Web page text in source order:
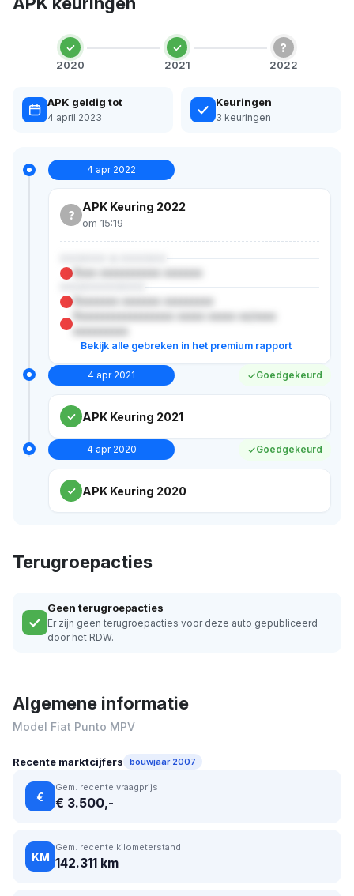
2020 2021
?
2022
APK geldig tot
4 april 2023
Keuringen
3 keuringen
4 apr 2022
?
APK Keuring 2022
om 15:19
XXXXXX & XXXXXX
Xxxx xxxxxxxxxxx xxxxxxx
Xxxxxxxx xxxxxxx xxxxxxxxx
Xxxxxxxxxxxxxxxxxx xxxxx xxxxx xx/xxxx
Bekijk alle gebreken in het premium rapport
4 apr 2021 Goedgekeurd
APK Keuring 2021
4 apr 2020 Goedgekeurd
APK Keuring 2020
Terugroepacties
Geen terugroepacties
Er zijn geen terugroepacties voor deze auto gepubliceerd
door het RDW.
Algemene informatie
Model Fiat Punto MPV
Recente marktcijfers bouwjaar 2007
€
Gem. recente vraagprijs
€ 3.500,-
KM
Gem. recente kilometerstand
142.311 km